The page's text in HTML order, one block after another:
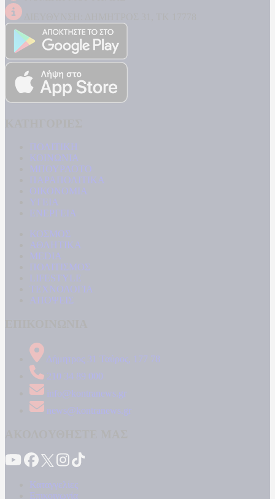
ΠΟΛΙΤΙΚΗ
ΚΟΙΝΩΝΙΑ
ΜΠΟΥΡΛΟΤΟ
ΠΑΡΑΠΟΛΙΤΙΚΑ
ΟΙΚΟΝΟΜΙΑ
ΥΓΕΙΑ
ΕΝΕΡΓΕΙΑ
ΚΟΣΜΟΣ
ΑΘΛΗΤΙΚΑ
MEDIA
ΠΟΛΙΤΙΣΜΟΣ
LIFESTYLE
ΤΕΧΝΟΛΟΓΙΑ
ΑΠΟΨΕΙΣ
Δήμητρος 31 Ταύρος, 177 78
210 34 89 000
info@kontranews.gr
news@kontranews.gr
Καταγγελίες
Επικοινωνία